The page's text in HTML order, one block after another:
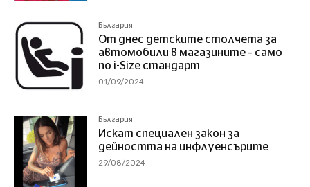
България
От днес детските столчета за
автомобили в магазините – само
по i-Size стандарт
01/09/2024
България
Искат специален закон за
дейността на инфлуенсърите
29/08/2024